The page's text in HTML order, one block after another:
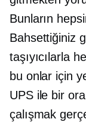
Bunların
Bahsettiğiniz
taşıyıcılarla
bu onlar için
UPS ile bir
çalışmak